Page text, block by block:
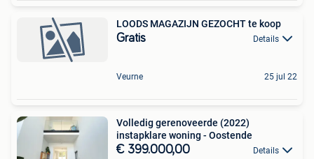
LOODS MAGAZIJN GEZOCHT te koop
Gratis Details
Veurne 25 jul 22
Volledig gerenoveerde (2022)
instapklare woning - Oostende
€ 399.000,00 Details